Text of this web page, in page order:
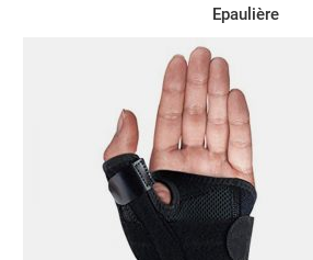
Epaulière